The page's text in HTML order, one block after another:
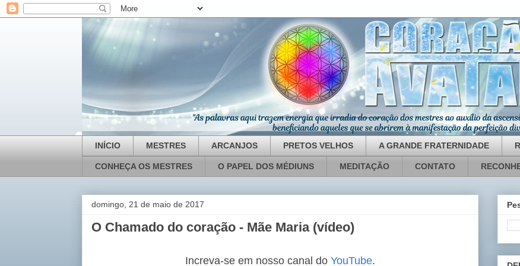
INÍCIO MESTRES ARCANJOS PRETOS VELHOS A GRANDE FRATERNIDADE
CONHEÇA OS MESTRES O PAPEL DOS MÉDIUNS MEDITAÇÃO CONTATO
domingo, 21 de maio de 2017
O Chamado do coração - Mãe Maria (vídeo)
Increva-se em nosso canal do YouTube.